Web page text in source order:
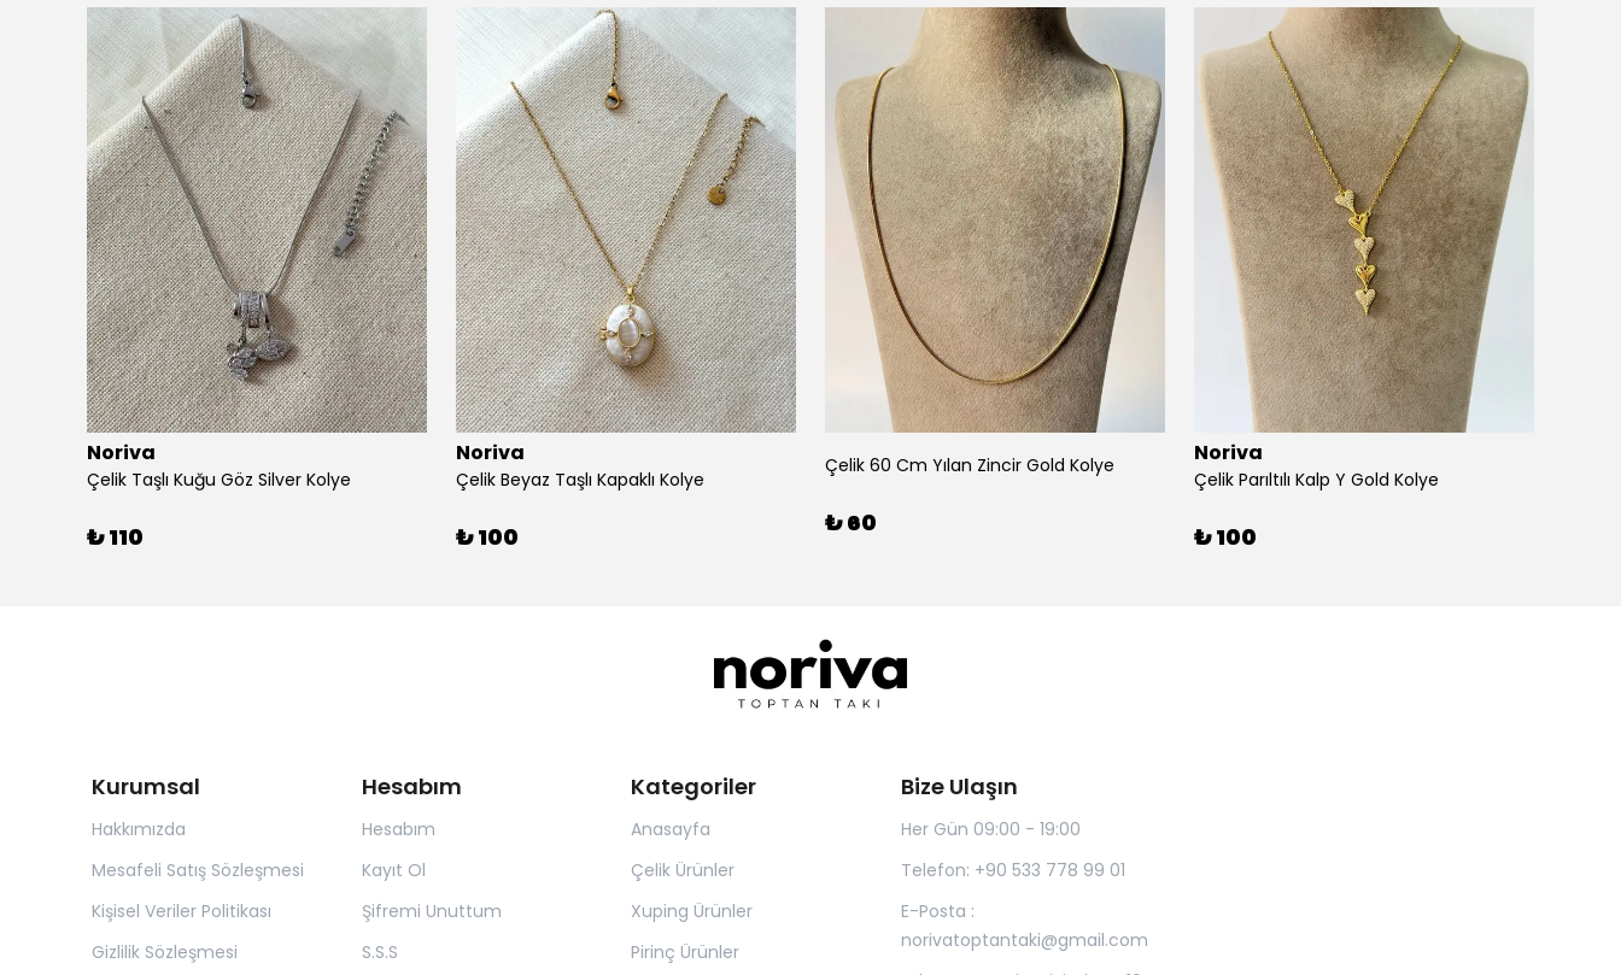
Noriva
Çelik Taşlı Kuğu Göz Silver Kolye
₺ 110
Noriva
Çelik Beyaz Taşlı Kapaklı Kolye
₺ 100
Çelik 60 Cm Yılan Zincir Gold Kolye
₺ 60
Noriva
Çelik Parıltılı Kalp Y Gold Kolye
₺ 100
Kurumsal
Hakkımızda
Mesafeli Satış Sözleşmesi
Kişisel Veriler Politikası
Gizlilik Sözleşmesi
Hesabım
Hesabım
Kayıt Ol
Şifremi Unuttum
S.S.S
Kategoriler
Anasayfa
Çelik Ürünler
Xuping Ürünler
Pirinç Ürünler
Bize Ulaşın
Her Gün 09:00 - 19:00
Telefon: +90 533 778 99 01
E-Posta :
norivatoptantaki@gmail.com